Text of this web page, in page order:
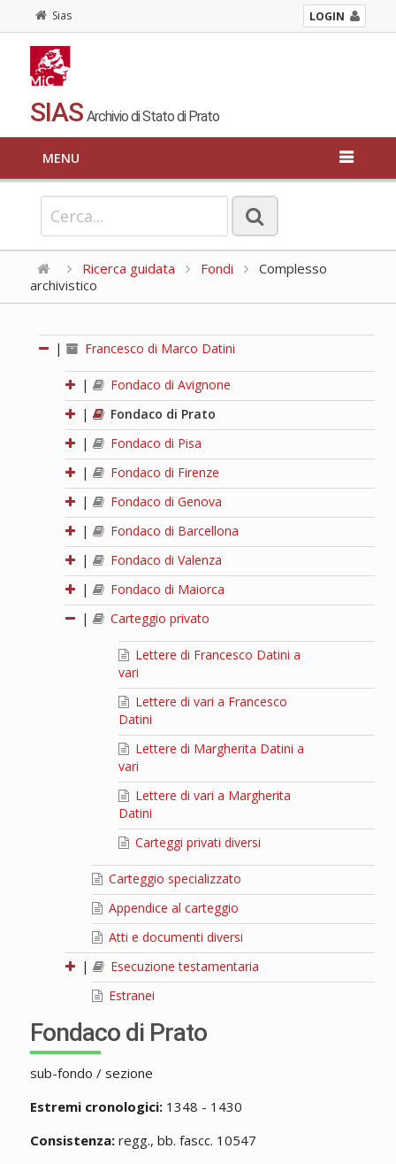
Sias LOGIN
SIAS Archivio di Stato di Prato
MENU
Ricerca guidata Fondi
Complesso
archivistico
| Francesco di Marco Datini
|
Fondaco di Avignone
|
Fondaco di Prato
|
Fondaco di Pisa
|
Fondaco di Firenze
|
Fondaco di Genova
|
Fondaco di Barcellona
|
Fondaco di Valenza
|
Fondaco di Maiorca
|
Carteggio privato
Lettere di Francesco Datini a
vari
Lettere di vari a Francesco
Datini
Lettere di Margherita Datini a
vari
Lettere di vari a Margherita
Datini
Carteggi privati diversi
Carteggio specializzato
Appendice al carteggio
Atti e documenti diversi
|
Esecuzione testamentaria
Estranei
Fondaco di Prato
sub-fondo / sezione
Estremi cronologici:1348 - 1430
Consistenza:regg., bb. fascc. 10547